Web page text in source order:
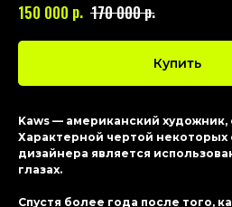
150 000 р. 170 000р.
Купить
Kaws — американский художник,
Характерной чертой некоторых
дизайнера является
глазах.
Спустя более года после того,